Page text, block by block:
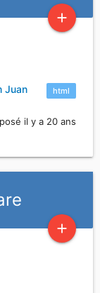
add
html
Juan
il y a 20 ans
add